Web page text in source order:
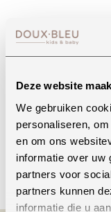
Deze website
We gebruiken
personaliseren,
en om ons
informatie over uw
partners voor
partners kunnen
informatie die u